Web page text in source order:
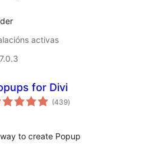
activas
for Divi
(439valoracións
totais
)
to create Popup